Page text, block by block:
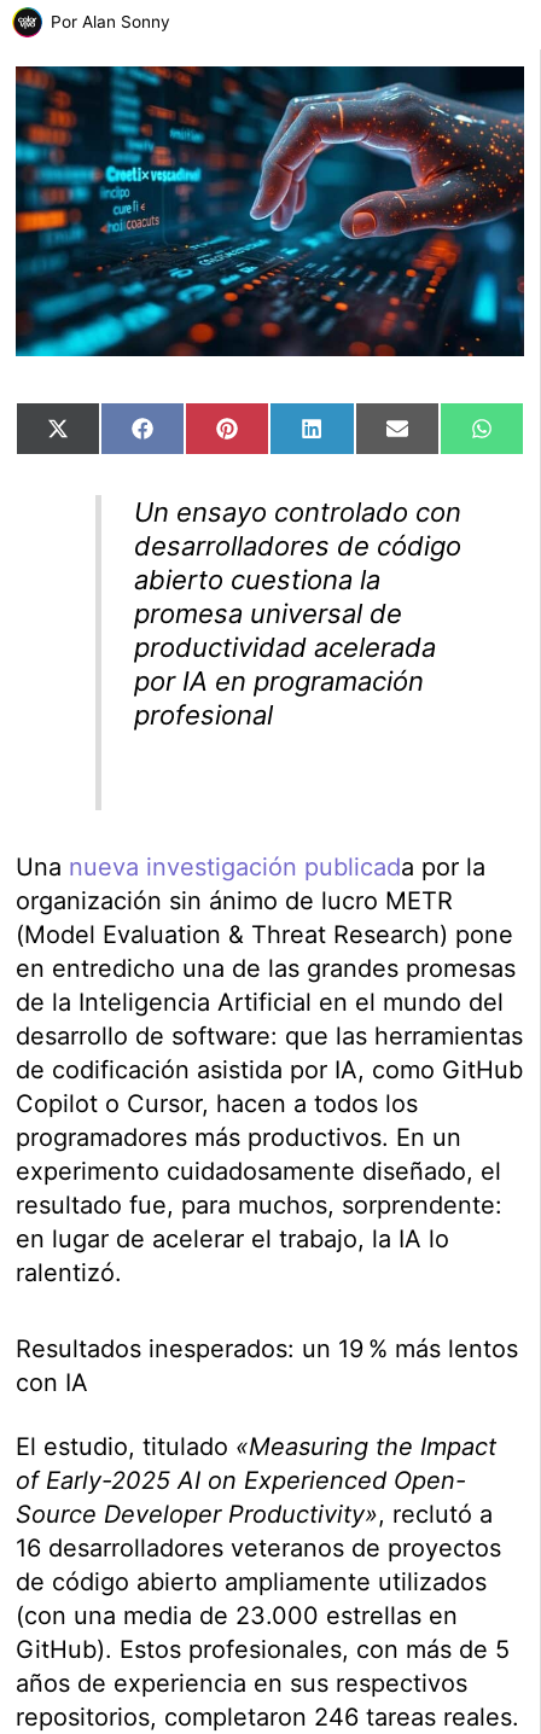
Por Alan Sonny
Compartir
en
X
Compartir
en
FacebookCompartir
en
PinterestCompartir
en
LinkedInCompartir
en
Email
en
Un ensayo controlado con
desarrolladores de código
abierto cuestiona la
promesa universal de
productividad acelerada
por IA en programación
profesional
Una nueva investigación publicada por la
organización sin ánimo de lucro METR
(Model Evaluation & Threat Research) pone
en entredicho una de las grandes promesas
de la Inteligencia Artificial en el mundo del
desarrollo de software: que las herramientas
de codificación asistida por IA, como GitHub
Copilot o Cursor, hacen a todos los
programadores más productivos. En un
experimento cuidadosamente diseñado, el
resultado fue, para muchos, sorprendente:
en lugar de acelerar el trabajo, la IA lo
ralentizó.
Resultados inesperados: un 19 % más lentos
con IA
El estudio, titulado «Measuring the Impact
of Early-2025 AI on Experienced Open-
Source Developer Productivity», reclutó a
16 desarrolladores veteranos de proyectos
de código abierto ampliamente utilizados
(con una media de 23.000 estrellas en
GitHub). Estos profesionales, con más de 5
años de experiencia en sus respectivos
repositorios, completaron 246 tareas reales.